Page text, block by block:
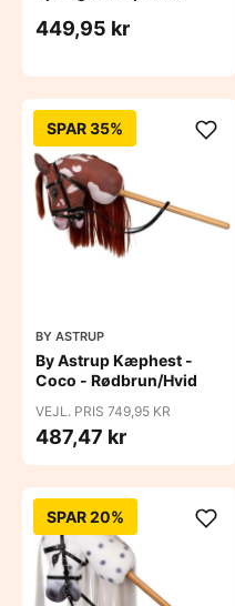
449,95 kr
SPAR 35%
BY ASTRUP
By Astrup Kæphest -
Coco - Rødbrun/Hvid
VEJL. PRIS 749,95 KR
487,47 kr
SPAR 20%